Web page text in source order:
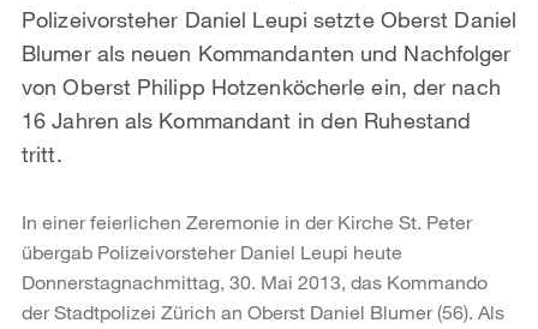
Polizeivorsteher Daniel Leupi setzte Oberst Daniel
Blumer als neuen Kommandanten und Nachfolger
von Oberst Philipp Hotzenköcherle ein, der nach
16 Jahren als Kommandant in den Ruhestand
tritt.
In einer feierlichen Zeremonie in der Kirche St. Peter
übergab Polizeivorsteher Daniel Leupi heute
Donnerstagnachmittag, 30. Mai 2013, das Kommando
der Stadtpolizei Zürich an Oberst Daniel Blumer (56). Als